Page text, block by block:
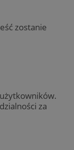
zostanie
za